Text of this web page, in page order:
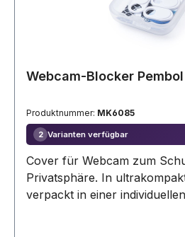
Webcam-Blocker Pembol
Produktnummer: MK6085
2 Varianten verfügbar
Cover für Webcam zum
Privatsphäre. In
verpackt in einer
halbtransparenten Dose mit
den Farben Weiß und